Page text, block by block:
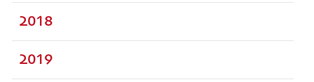
2018
2019